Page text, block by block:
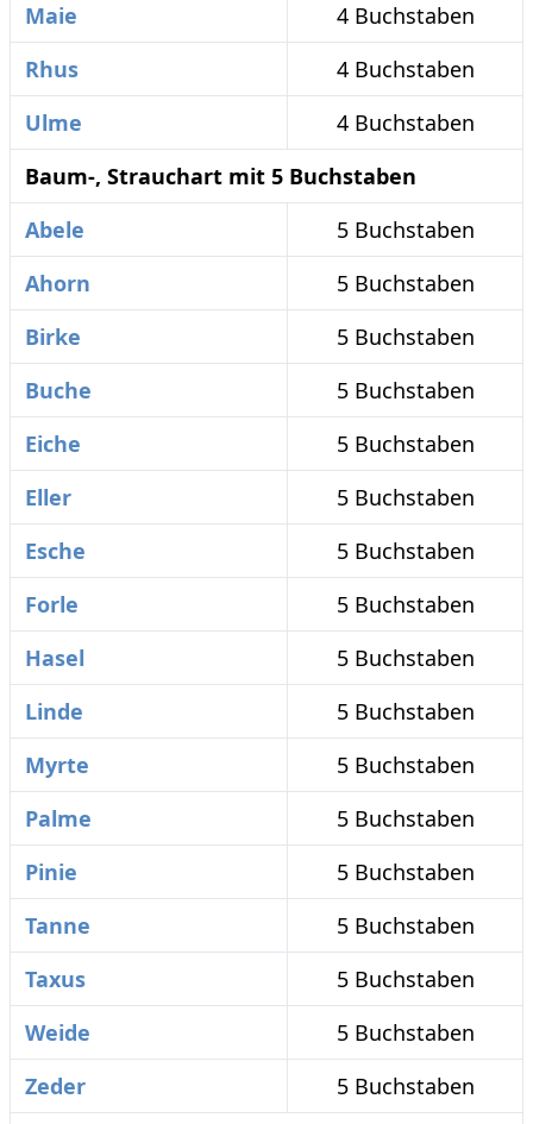
Maie
4 Buchstaben
Rhus
4 Buchstaben
Ulme
4 Buchstaben
Baum-, Strauchart mit 5 Buchstaben
Abele
5 Buchstaben
Ahorn
5 Buchstaben
Birke
5 Buchstaben
Buche
5 Buchstaben
Eiche
5 Buchstaben
Eller
5 Buchstaben
Esche
5 Buchstaben
Forle
5 Buchstaben
Hasel
5 Buchstaben
Linde
5 Buchstaben
Myrte
5 Buchstaben
Palme
5 Buchstaben
Pinie
5 Buchstaben
Tanne
5 Buchstaben
Taxus
5 Buchstaben
Weide
5 Buchstaben
Zeder
5 Buchstaben